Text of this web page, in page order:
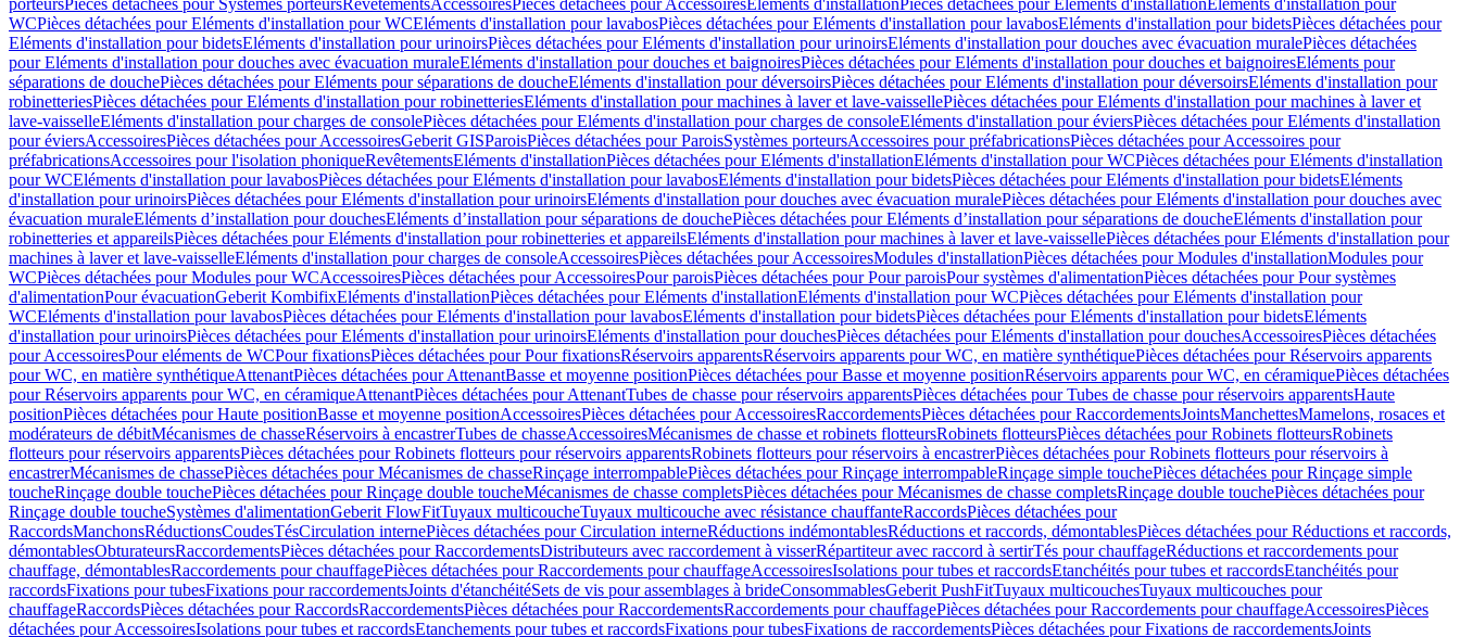
porteursPièces détachées pour Systèmes porteursRevêtementsAccessoiresPièces détachées pour AccessoiresEléments d'installationPièces détachées pour Eléments d'installationEléments d'installation pour
WCPièces détachées pour Eléments d'installation pour WCEléments d'installation pour lavabosPièces détachées pour Eléments d'installation pour lavabosEléments d'installation pour bidetsPièces détachées pour
Eléments d'installation pour bidetsEléments d'installation pour urinoirsPièces détachées pour Eléments d'installation pour urinoirsEléments d'installation pour douches avec évacuation muralePièces détachées
pour Eléments d'installation pour douches avec évacuation muraleEléments d'installation pour douches et baignoiresPièces détachées pour Eléments d'installation pour douches et baignoiresEléments pour
séparations de douchePièces détachées pour Eléments pour séparations de doucheEléments d'installation pour déversoirsPièces détachées pour Eléments d'installation pour déversoirsEléments d'installation pour
robinetteriesPièces détachées pour Eléments d'installation pour robinetteriesEléments d'installation pour machines à laver et lave-vaissellePièces détachées pour Eléments d'installation pour machines à laver et
lave-vaisselleEléments d'installation pour charges de consolePièces détachées pour Eléments d'installation pour charges de consoleEléments d'installation pour éviersPièces détachées pour Eléments d'installation
pour éviersAccessoiresPièces détachées pour AccessoiresGeberit GISParoisPièces détachées pour ParoisSystèmes porteursAccessoires pour préfabricationsPièces détachées pour Accessoires pour
préfabricationsAccessoires pour l'isolation phoniqueRevêtementsEléments d'installationPièces détachées pour Eléments d'installationEléments d'installation pour WCPièces détachées pour Eléments d'installation
pour WCEléments d'installation pour lavabosPièces détachées pour Eléments d'installation pour lavabosEléments d'installation pour bidetsPièces détachées pour Eléments d'installation pour bidetsEléments
d'installation pour urinoirsPièces détachées pour Eléments d'installation pour urinoirsEléments d'installation pour douches avec évacuation muralePièces détachées pour Eléments d'installation pour douches avec
évacuation muraleEléments d’installation pour douchesEléments d’installation pour séparations de douchePièces détachées pour Eléments d’installation pour séparations de doucheEléments d'installation pour
robinetteries et appareilsPièces détachées pour Eléments d'installation pour robinetteries et appareilsEléments d'installation pour machines à laver et lave-vaissellePièces détachées pour Eléments d'installation pour
machines à laver et lave-vaisselleEléments d'installation pour charges de consoleAccessoiresPièces détachées pour AccessoiresModules d'installationPièces détachées pour Modules d'installationModules pour
WCPièces détachées pour Modules pour WCAccessoiresPièces détachées pour AccessoiresPour paroisPièces détachées pour Pour paroisPour systèmes d'alimentationPièces détachées pour Pour systèmes
d'alimentationPour évacuationGeberit KombifixEléments d'installationPièces détachées pour Eléments d'installationEléments d'installation pour WCPièces détachées pour Eléments d'installation pour
WCEléments d'installation pour lavabosPièces détachées pour Eléments d'installation pour lavabosEléments d'installation pour bidetsPièces détachées pour Eléments d'installation pour bidetsEléments
d'installation pour urinoirsPièces détachées pour Eléments d'installation pour urinoirsEléments d'installation pour douchesPièces détachées pour Eléments d'installation pour douchesAccessoiresPièces détachées
pour AccessoiresPour eléments de WCPour fixationsPièces détachées pour Pour fixationsRéservoirs apparentsRéservoirs apparents pour WC, en matière synthétiquePièces détachées pour Réservoirs apparents
pour WC, en matière synthétiqueAttenantPièces détachées pour AttenantBasse et moyenne positionPièces détachées pour Basse et moyenne positionRéservoirs apparents pour WC, en céramiquePièces détachées
pour Réservoirs apparents pour WC, en céramiqueAttenantPièces détachées pour AttenantTubes de chasse pour réservoirs apparentsPièces détachées pour Tubes de chasse pour réservoirs apparentsHaute
positionPièces détachées pour Haute positionBasse et moyenne positionAccessoiresPièces détachées pour AccessoiresRaccordementsPièces détachées pour RaccordementsJointsManchettesMamelons, rosaces et
modérateurs de débitMécanismes de chasseRéservoirs à encastrerTubes de chasseAccessoiresMécanismes de chasse et robinets flotteursRobinets flotteursPièces détachées pour Robinets flotteursRobinets
flotteurs pour réservoirs apparentsPièces détachées pour Robinets flotteurs pour réservoirs apparentsRobinets flotteurs pour réservoirs à encastrerPièces détachées pour Robinets flotteurs pour réservoirs à
encastrerMécanismes de chassePièces détachées pour Mécanismes de chasseRinçage interrompablePièces détachées pour Rinçage interrompableRinçage simple touchePièces détachées pour Rinçage simple
toucheRinçage double touchePièces détachées pour Rinçage double toucheMécanismes de chasse completsPièces détachées pour Mécanismes de chasse completsRinçage double touchePièces détachées pour
Rinçage double toucheSystèmes d'alimentationGeberit FlowFitTuyaux multicoucheTuyaux multicouche avec résistance chauffanteRaccordsPièces détachées pour
RaccordsManchonsRéductionsCoudesTésCirculation internePièces détachées pour Circulation interneRéductions indémontablesRéductions et raccords, démontablesPièces détachées pour Réductions et raccords,
démontablesObturateursRaccordementsPièces détachées pour RaccordementsDistributeurs avec raccordement à visserRépartiteur avec raccord à sertirTés pour chauffageRéductions et raccordements pour
chauffage, démontablesRaccordements pour chauffagePièces détachées pour Raccordements pour chauffageAccessoiresIsolations pour tubes et raccordsEtanchéités pour tubes et raccordsEtanchéités pour
raccordsFixations pour tubesFixations pour raccordementsJoints d'étanchéitéSets de vis pour assemblages à brideConsommablesGeberit PushFitTuyaux multicouchesTuyaux multicouches pour
chauffageRaccordsPièces détachées pour RaccordsRaccordementsPièces détachées pour RaccordementsRaccordements pour chauffagePièces détachées pour Raccordements pour chauffageAccessoiresPièces
détachées pour AccessoiresIsolations pour tubes et raccordsEtanchements pour tubes et raccordsFixations pour tubesFixations de raccordementsPièces détachées pour Fixations de raccordementsJoints